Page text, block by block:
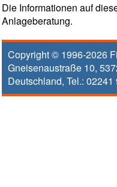
Die Informationen auf
Anlageberatung.
Copyright © 1996-2026
Gneisenaustraße 10,
Deutschland, Tel.: 02241